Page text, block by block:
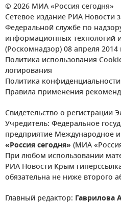
© 2026 МИА «Россия сегодня»
Сетевое издание РИА Новости
Федеральной службе по
информационных технологий
(Роскомнадзор) 08 апреля 2014
Политика использования
логирования
Политика конфиденциальности
Правила применения
Свидетельство о регистрации
Учредитель: Федеральное
предприятие Международное
«Россия сегодня» (МИА
При любом использовании
РИА Новости Крым
обязательна не ниже второго
Главный редактор: Гаврилова